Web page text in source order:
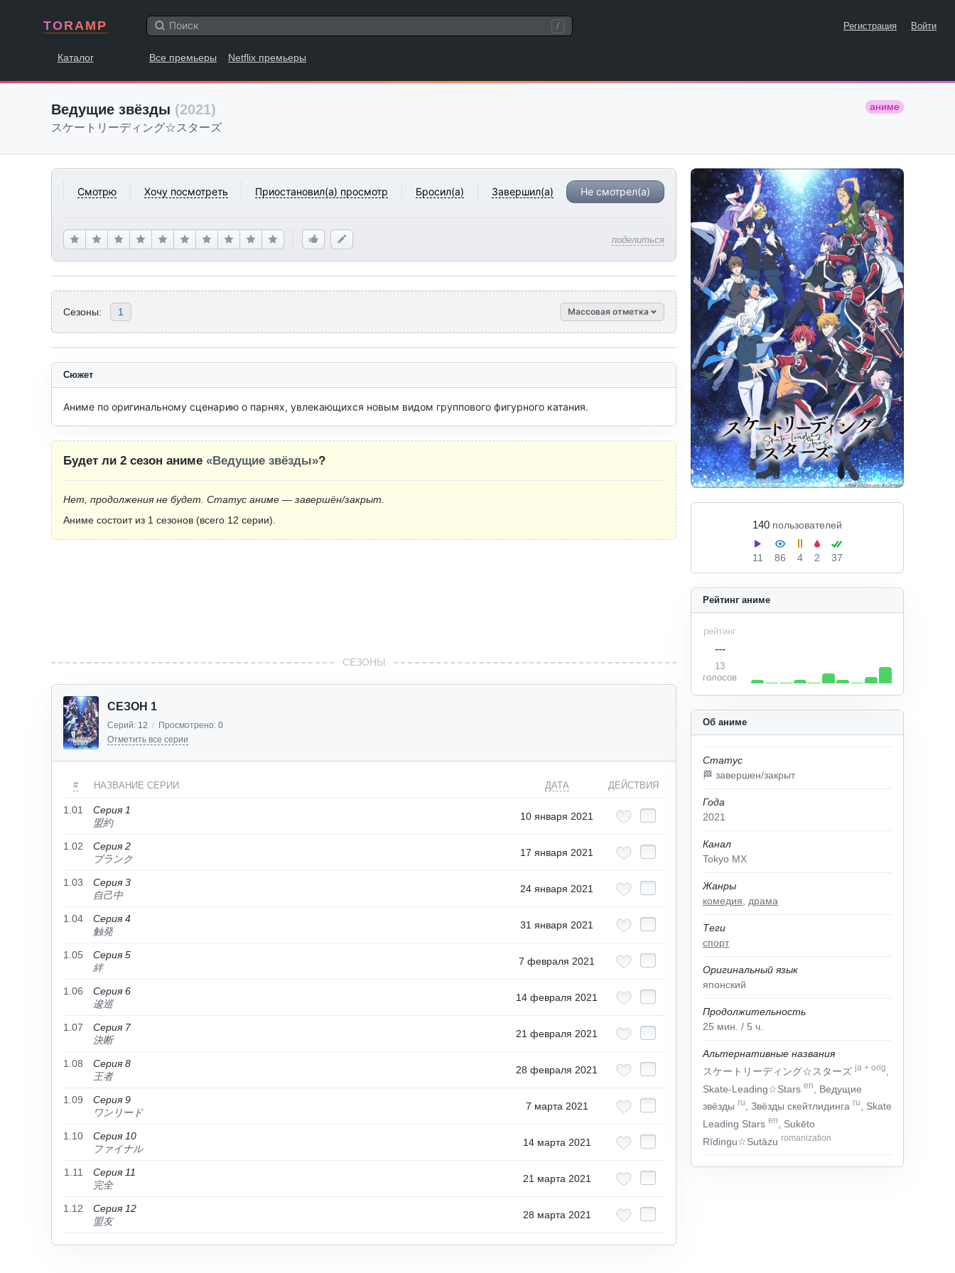
TORAMP / Регистрация Войти
Каталог Все премьеры Netflix премьеры
Ведущие звёзды (2021) аниме
スケートリーディング☆スターズ
Смотрю Хочу посмотреть Приостановил(а) просмотр Бросил(а) Завершил(а) Не смотрел(а)
поделиться
140 пользователей
11 86 4 2 37
Сезоны: 1 Массовая отметка
Об аниме
Статус
🏁 завершен/закрыт
Года
2021
Канал
Tokyo MX
Жанры
комедия
драма
Теги
спорт
Оригинальный язык
японский
Продолжительность
25 мин. / 5 ч.
Альтернативные названия
スケートリーディング☆スターズja + orig
Skate-Leading☆Stars en
, Ведущие
звёзды ru , Звёзды скейтлидинга ru
, Skate
Leading Stars en
, Sukēto
Rīdingu☆Sutāzu romanization
Рейтинг аниме
рейтинг
---
13
голосов
Сюжет
Аниме по оригинальному сценарию о парнях, увлекающихся новым видом группового фигурного катания.
Будет ли 2 сезон аниме «Ведущие звёзды»?
Нет, продолжения не будет. Статус аниме — завершён/закрыт.
Аниме состоит из 1 сезонов (всего 12 серии).
СЕЗОНЫ
СЕЗОН 1
Серий: 12 / Просмотрено: 0
Отметить все серии
# НАЗВАНИЕ СЕРИИ ДАТА ДЕЙСТВИЯ
1.01
Серия 1
盟約
10 января 2021
1.02
Серия 2
ブランク
17 января 2021
1.03
Серия 3
自己中
24 января 2021
1.04
Серия 4
触発
31 января 2021
1.05
Серия 5
絆
7 февраля 2021
1.06
Серия 6
逡巡
14 февраля 2021
1.07
Серия 7
決断
21 февраля 2021
1.08
Серия 8
王者
28 февраля 2021
1.09
Серия 9
ワンリード
7 марта 2021
1.10
Серия 10
ファイナル
14 марта 2021
1.11
Серия 11
完全
21 марта 2021
1.12
Серия 12
盟友
28 марта 2021